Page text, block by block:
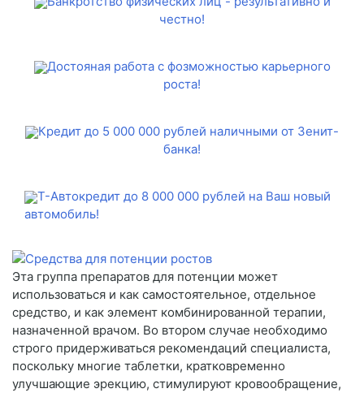
честно!
Достояная работа с фозможностью карьерного
роста!
Кредит до 5 000 000 рублей наличными от Зенит-
банка!
Т-Автокредит до 8 000 000 рублей на Ваш новый
автомобиль!
Эта группа препаратов для потенции может
использоваться и как самостоятельное, отдельное
средство, и как элемент комбинированной терапии,
назначенной врачом. Во втором случае необходимо
строго придерживаться рекомендаций специалиста,
поскольку многие таблетки, кратковременно
улучшающие эрекцию, стимулируют кровообращение,